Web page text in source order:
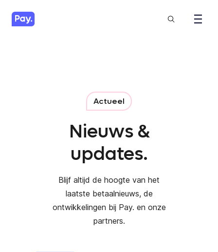
Actueel
Nieuws &
updates.
Blijf altijd de hoogte van het
laatste betaalnieuws, de
ontwikkelingen bij Pay. en onze
partners.